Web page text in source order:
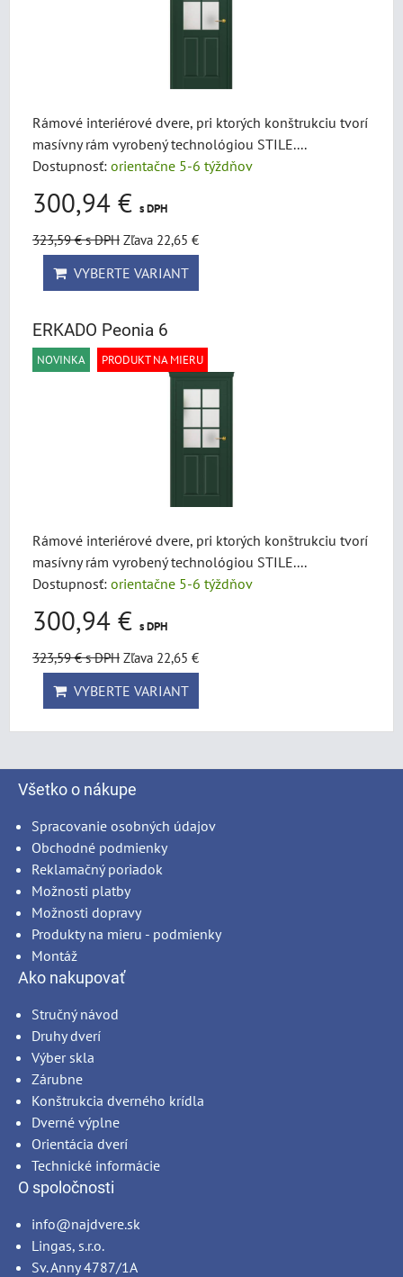
Rámové interiérové dvere, pri ktorých konštrukciu tvorí
masívny rám vyrobený technológiou STILE....
Dostupnosť: orientačne 5-6 týždňov
300,94 € s DPH
323,59 €s DPH Zľava 22,65 €
VYBERTE VARIANT
ERKADO Peonia 6
NOVINKA PRODUKT NA MIERU
Rámové interiérové dvere, pri ktorých konštrukciu tvorí
masívny rám vyrobený technológiou STILE....
Dostupnosť: orientačne 5-6 týždňov
300,94 € s DPH
323,59 €s DPH Zľava 22,65 €
VYBERTE VARIANT
Všetko o nákupe
Spracovanie osobných údajov
Obchodné podmienky
Reklamačný poriadok
Možnosti platby
Možnosti dopravy
Produkty na mieru - podmienky
Montáž
Ako nakupovať
Stručný návod
Druhy dverí
Výber skla
Zárubne
Konštrukcia dverného krídla
Dverné výplne
Orientácia dverí
Technické informácie
O spoločnosti
info@najdvere.sk
Lingas, s.r.o.
Sv. Anny 4787/1A